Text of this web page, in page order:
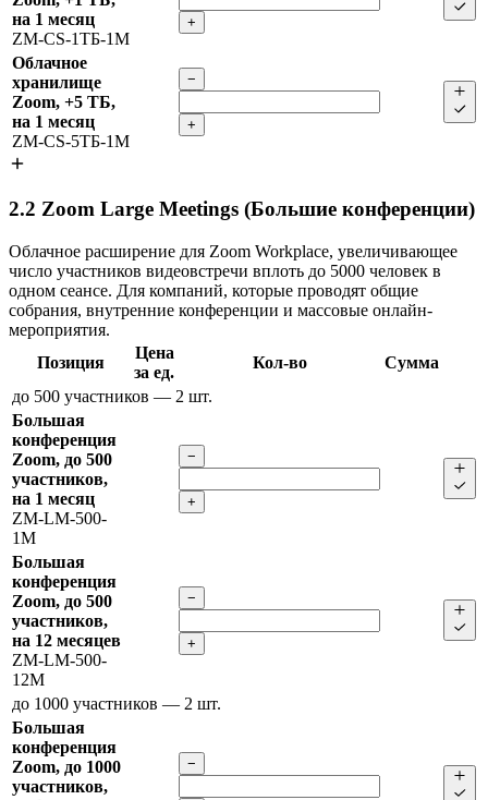
на 1 месяц
ZM-CS-1ТБ-1M
+
Облачное
хранилище
Zoom, +5 ТБ,
на 1 месяц
ZM-CS-5ТБ-1M
−
+
2.2 Zoom Large Meetings (Большие конференции)
Облачное расширение для Zoom Workplace, увеличивающее
число участников видеовстречи вплоть до 5000 человек в
одном сеансе. Для компаний, которые проводят общие
собрания, внутренние конференции и массовые онлайн-
мероприятия.
Позиция
Цена
за ед.
Кол-во
Сумма
до 500 участников — 2 шт.
Большая
конференция
Zoom, до 500
участников,
на 1 месяц
ZM-LM-500-
1M
−
+
Большая
конференция
Zoom, до 500
участников,
на 12 месяцев
ZM-LM-500-
12M
−
+
до 1000 участников — 2 шт.
Большая
конференция
Zoom, до 1000
участников,
−